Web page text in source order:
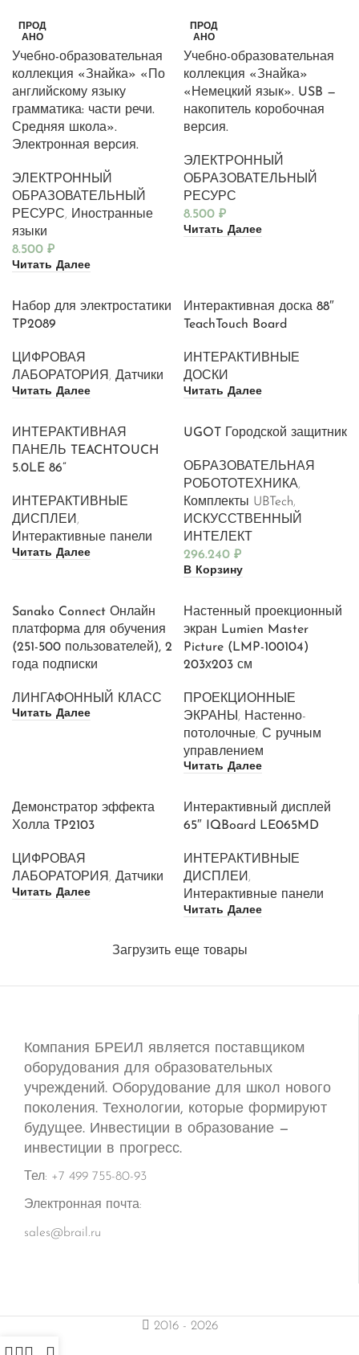
ПРОД
АНО
Учебно-образовательная
коллекция «Знайка» «По
английскому языку
грамматика: части речи.
Средняя школа».
Электронная версия.
ЭЛЕКТРОННЫЙ
ОБРАЗОВАТЕЛЬНЫЙ
РЕСУРС, Иностранные
языки
8.500 ₽
Читать Далее
ПРОД
АНО
Учебно-образовательная
коллекция «Знайка»
«Немецкий язык». USB —
накопитель коробочная
версия.
ЭЛЕКТРОННЫЙ
ОБРАЗОВАТЕЛЬНЫЙ
РЕСУРС
8.500 ₽
Читать Далее
Набор для электростатики
TP2089
ЦИФРОВАЯ
ЛАБОРАТОРИЯ , Датчики
Читать Далее
Интерактивная доска 88″
TeachTouch Board
ИНТЕРАКТИВНЫЕ
ДОСКИ
Читать Далее
ИНТЕРАКТИВНАЯ
ПАНЕЛЬ TEACHTOUCH
5.0LE 86”
ИНТЕРАКТИВНЫЕ
ДИСПЛЕИ ,
Интерактивные панели
Читать Далее
UGOT Городской защитник
ОБРАЗОВАТЕЛЬНАЯ
РОБОТОТЕХНИКА,
Комплекты UBTech,
ИСКУССТВЕННЫЙ
ИНТЕЛЕКТ
296.240 ₽
В Корзину
Sanako Connect Онлайн
платформа для обучения
(251-500 пользователей), 2
года подписки
ЛИНГАФОННЫЙ КЛАСС
Читать Далее
Настенный проекционный
экран Lumien Master
Picture (LMP-100104)
203х203 см
ПРОЕКЦИОННЫЕ
ЭКРАНЫ , Настенно-
потолочные, С ручным
управлением
Читать Далее
Демонстратор эффекта
Холла TP2103
ЦИФРОВАЯ
ЛАБОРАТОРИЯ, Датчики
Читать Далее
Интерактивный дисплей
65″ IQBoard LE065MD
ИНТЕРАКТИВНЫЕ
ДИСПЛЕИ,
Интерактивные панели
Читать Далее
Загрузить еще товары
Компания БРЕИЛ является поставщиком
оборудования для образовательных
учреждений. Оборудование для школ нового
поколения. Технологии, которые формируют
будущее. Инвестиции в образование —
инвестиции в прогресс.
Тел: +7 499 755-80-93
Электронная почта:
sales@brail.ru
2016 - 2026